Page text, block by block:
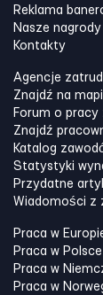
Reklama
Nasze nagrody
Kontakty
Agencje
Znajdź na
Forum o pracy
Znajdź
Katalog
Statystyki
Przydatne
Wiadomości z
Praca w
Praca w Polsce
Praca w
Praca w